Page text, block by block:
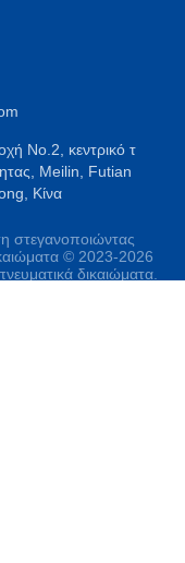
No.2, κεντρικό τ
Meilin, Futian
Κίνα
στεγανοποιώντας
© 2023-2026
δικαιώματα.